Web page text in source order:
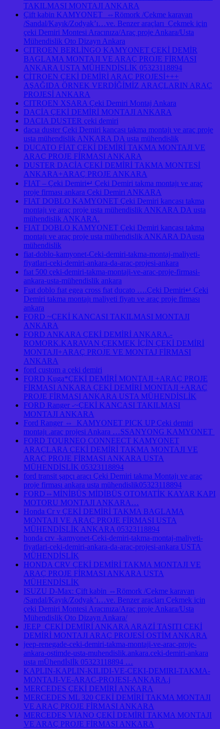
TAKILMASI MONTAJI ANKARA
Çift kabin KAMYONET ⇔Römork /Çekme karavan
/Sandal/Kayık/Zodyak’ı…ve. Benzer araçları Çekmek için
çeki Demiri Montesi Aracınıza/Araç proje Ankara/Usta
Mühendislik Oto Dizayn Ankara
CITROEN BERLİNGO KAMYONET ÇEKİ DEMİR
BAGLAMA MONTAJI VE ARAÇ PROJE FİRMASI
ANKARA USTA MÜHENDİSLİK 05323118894
CİTROEN ÇEKİ DEMİRİ ARAÇ PROJESİ+++
AŞAĞIDA ÖRNEK VERDİĞİMİZ ARAÇLARIN ARAÇ
PROJESİ ANKARA
CITROEN XSARA Çeki Demiri Montaj Ankara
DACİA ÇEKİ DEMİRİ MONTAJI ANKARA
DACIA DUSTER çeki demiri
dacıa duster Çeki Demiri kancası takma montajı ve araç proje
usta mühendislik ANKARA DA usta mühendislik
DUCATO FİAT ÇEKİ DEMİRİ TAKMA MONTAJI VE
ARAÇ PROJE FİRMASI ANKARA
DUSTER DACİA ÇEKİ DEMİRİ TAKMA MONTESİ
ANKARA+ARAÇ PROJE ANKARA
FIAT – Çeki Demiri↵ Çeki Demiri takma montajı ve araç
proje firması ankara Çeki Demiri ANKARA
FIAT DOBLO KAMYONET Çeki Demiri kancası takma
montajı ve araç proje usta mühendislik ANKARA DA usta
mühendislik ANKARA.
FIAT DOBLO KAMYONET Çeki Demiri kancası takma
montajı ve araç proje usta mühendislik ANKARA DAusta
mühendislik
fiat-doblo-kamyonet-Ceki-demiri-takma-montaj-maliyeti-
fiyatlari-ceki-demiri-ankara-da-arac-projesi-ankara
fıat 500 çeki-demiri-takma-montaji-ve-arac-proje-firmasi-
ankara-usta-mühendislik ankara
Fıat doblo fıat egea cross fıat ducato ….Çeki Demiri↵ Çeki
Demiri takma montajı maliyeti fiyatı ve araç proje firması
ankara
FORD ~ÇEKİ KANCASI TAKILMASI MONTAJI
ANKARA
FORD ANKARA ÇEKİ DEMİRİ ANKARA.-
ROMORK.KARAVAN ÇEKMEK İÇİN ÇEKİ DEMİRİ
MONTAJI+ARAÇ PROJE VE MONTAJ FİRMASI
ANKARA
ford custom a çeki demiri
FORD Kuga*ÇEKİ DEMİRİ MONTAJI +ARAÇ PROJE
FİRMASI ANKARA ÇEKİ DEMİRİ MONTAJI +ARAÇ
PROJE FİRMASI ANKARA USTA MÜHENDİSLİK
FORD Ranger -~ÇEKİ KANCASI TAKILMASI
MONTAJI ANKARA
Ford Ranger ⇔ KAMYONET PICK UP Çeki demiri
montajı .araç projesi Ankara …SSANYONG KAMYONET
FORD TOURNEO CONNEECT KAMYONET
ARAÇLARA ÇEKİ DEMİRİ TAKMA MONTAJI VE
ARAÇ PROJE FİRMASI ANKARA USTA
MÜHENDİSLİK 05323118894
ford transit şapçı araçı Çeki Demiri takma Montajı ve araç
proje firması ankara usta mühendislik05323118894
FORD⇔MİNİBÜS MİDİBÜS OTOMATİK KAYAR KAPI
MOTORU MONTAJI ANKARA…
Honda Cr v ÇEKİ DEMİRİ TAKMA BAGLAMA
MONTAJI VE ARAÇ PROJE FİRMASI USTA
MÜHENDİSLİK ANKARA 05323118894
honda crv -kamyonet-Ceki-demiri-takma-montaj-maliyeti-
fiyatlari-ceki-demiri-ankara-da-arac-projesi-ankara USTA
MÜHENDİSLİK
HONDA CRV ÇEKİ DEMİRİ TAKMA MONTAJI VE
ARAÇ PROJE FİRMASI ANKARA USTA
MÜHENDİSLİK
ISUZU D-Max: Çift kabin ⇔Römork /Çekme karavan
/Sandal/Kayık/Zodyak’ı…ve. Benzer araçları Çekmek için
çeki Demiri Montesi Aracınıza/Araç proje Ankara/Usta
Mühendislik Oto Dizayn Ankara/
JEEP ÇEKİ DEMİRİ ANKARA ARAZİ TAŞITI ÇEKİ
DEMİRİ MONTAJI ARAÇ PROJESİ OSTİM ANKARA
jeep-renegade-ceki-demiri-takma-montaji-ve-arac-proje-
ankara-ostimde-usta-muhendislik.ankara.ceki-demiri-ankara
usta mÜhendİslİk 05323118894 …
KAPLIN-KAPLIN-KILIDI-VE-CEKI-DEMIRI-TAKMA-
MONTAJI-VE-ARAC-PROJESI-ANKARA.j
MERCEDES ÇEKİ DEMİRİ ANKARA
MERCEDES ML 320 ÇEKİ DEMİRİ TAKMA MONTAJI
VE ARAÇ PROJE FİRMASI ANKARA
MERCEDES VIANO ÇEKİ DEMİRİ TAKMA MONTAJI
VE ARAÇ PROJE FİRMASI ANKARA